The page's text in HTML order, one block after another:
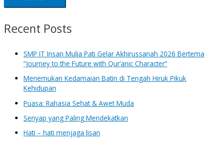
Recent Posts
SMP IT Insan Mulia Pati Gelar Akhirussanah 2026 Bertema
“Journey to the Future with Qur’anic Character”
Menemukan Kedamaian Batin di Tengah Hiruk Pikuk
Kehidupan
Puasa: Rahasia Sehat & Awet Muda
Senyap yang Paling Mendekatkan
Hati – hati menjaga lisan